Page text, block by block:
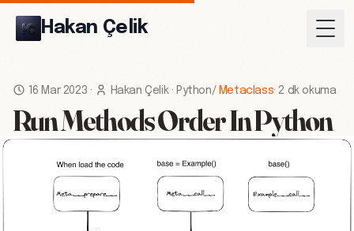
Hakan Çelik
16 Mar 2023 · Hakan Çelik· Python/ Metaclass·2 dk okuma
Run Methods Order In Python